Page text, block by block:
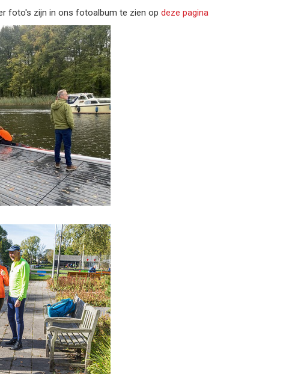
foto's zijn in ons fotoalbum te zien op deze pagina